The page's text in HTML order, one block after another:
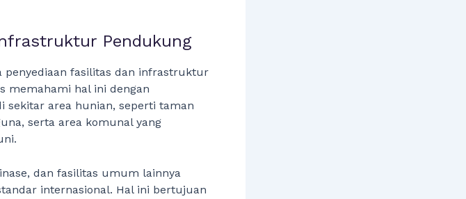
Pendukung
penyediaan fasilitas dan infrastruktur
memahami hal ini dengan
sekitar area hunian, seperti taman
serta area komunal yang
dan fasilitas umum lainnya
internasional. Hal ini bertujuan